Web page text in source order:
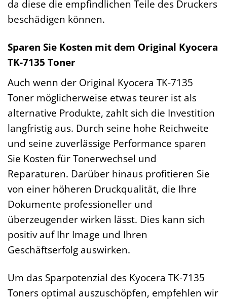
da diese die empfindlichen Teile des Druckers
beschädigen können.
Sparen Sie Kosten mit dem Original Kyocera
TK-7135 Toner
Auch wenn der Original Kyocera TK-7135
Toner möglicherweise etwas teurer ist als
alternative Produkte, zahlt sich die Investition
langfristig aus. Durch seine hohe Reichweite
und seine zuverlässige Performance sparen
Sie Kosten für Tonerwechsel und
Reparaturen. Darüber hinaus profitieren Sie
von einer höheren Druckqualität, die Ihre
Dokumente professioneller und
überzeugender wirken lässt. Dies kann sich
positiv auf Ihr Image und Ihren
Geschäftserfolg auswirken.
Um das Sparpotenzial des Kyocera TK-7135
Toners optimal auszuschöpfen, empfehlen wir